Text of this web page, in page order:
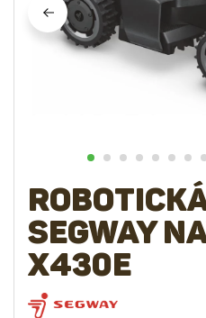
SEGWAY
X430E